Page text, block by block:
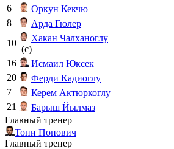
6
Оркун Кекчю
8
Арда Гюлер
10
Хакан Чалханоглу
(c)
16
Исмаил Юксек
20
Ферди Кадиоглу
7
Керем Актюркоглу
21
Барыш Йылмаз
Главный тренер
Тони Попович
Главный тренер